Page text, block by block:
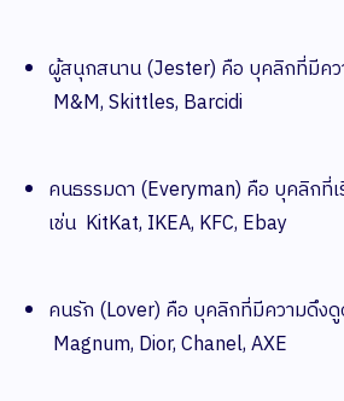
ผู้สนุกสนาน (Jester) คือ บุคลิกที่มีคว
M&M, Skittles, Barcidi
คนธรรมดา (Everyman) คือ บุคลิกที่
เช่น KitKat, IKEA, KFC, Ebay
คนรัก (Lover) คือ บุคลิกที่มีความดึง
Magnum, Dior, Chanel, AXE